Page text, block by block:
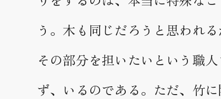
う。木も同じだろうと思われ
その部分を担いたいという職
ず、いるのである。ただ、竹